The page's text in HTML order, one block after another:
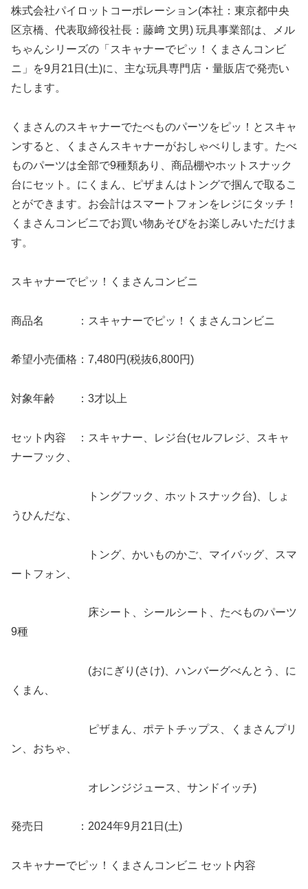
株式会社パイロットコーポレーション(本社：東京都中央
区京橋、代表取締役社長：藤﨑 文男) 玩具事業部は、メル
ちゃんシリーズの「スキャナーでピッ！くまさんコンビ
ニ」を9月21日(土)に、主な玩具専門店・量販店で発売い
たします。
くまさんのスキャナーでたべものパーツをピッ！とスキャ
ンすると、くまさんスキャナーがおしゃべりします。たべ
ものパーツは全部で9種類あり、商品棚やホットスナック
台にセット。にくまん、ピザまんはトングで掴んで取るこ
とができます。お会計はスマートフォンをレジにタッチ！
くまさんコンビニでお買い物あそびをお楽しみいただけま
す。
スキャナーでピッ！くまさんコンビニ
商品名 ：スキャナーでピッ！くまさんコンビニ
希望小売価格：7,480円(税抜6,800円)
対象年齢 ：3才以上
セット内容 ：スキャナー、レジ台(セルフレジ、スキャ
ナーフック、
トングフック、ホットスナック台)、しょ
うひんだな、
トング、かいものかご、マイバッグ、スマ
ートフォン、
床シート、シールシート、たべものパーツ
9種
(おにぎり(さけ)、ハンバーグべんとう、に
くまん、
ピザまん、ポテトチップス、くまさんプリ
ン、おちゃ、
オレンジジュース、サンドイッチ)
発売日 ：2024年9月21日(土)
スキャナーでピッ！くまさんコンビニ セット内容